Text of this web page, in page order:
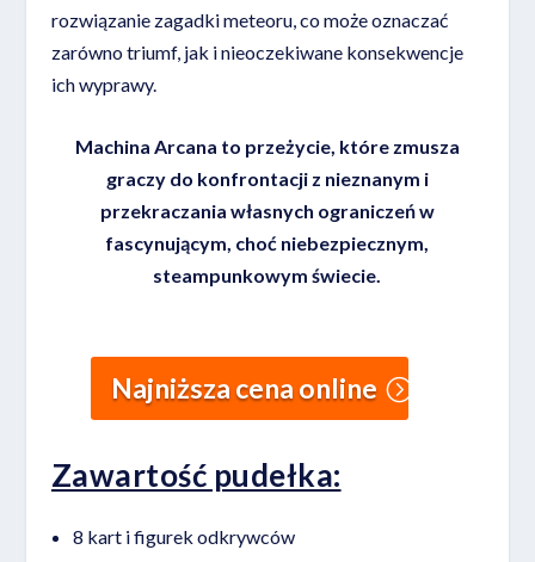
rozwiązanie zagadki meteoru, co może oznaczać
zarówno triumf, jak i nieoczekiwane konsekwencje
ich wyprawy.
Machina Arcana to przeżycie, które zmusza
graczy do konfrontacji z nieznanym i
przekraczania własnych ograniczeń w
fascynującym, choć niebezpiecznym,
steampunkowym świecie.
Najniższa cena online
Zawartość pudełka:
8 kart i figurek odkrywców